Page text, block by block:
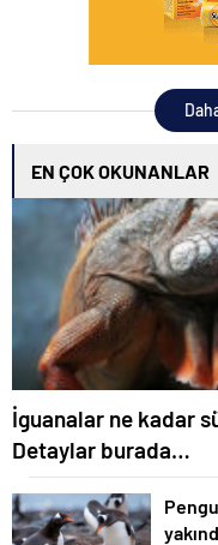
EN ÇOK OKUNANLAR
İguanalar ne kadar
Detaylar burada…